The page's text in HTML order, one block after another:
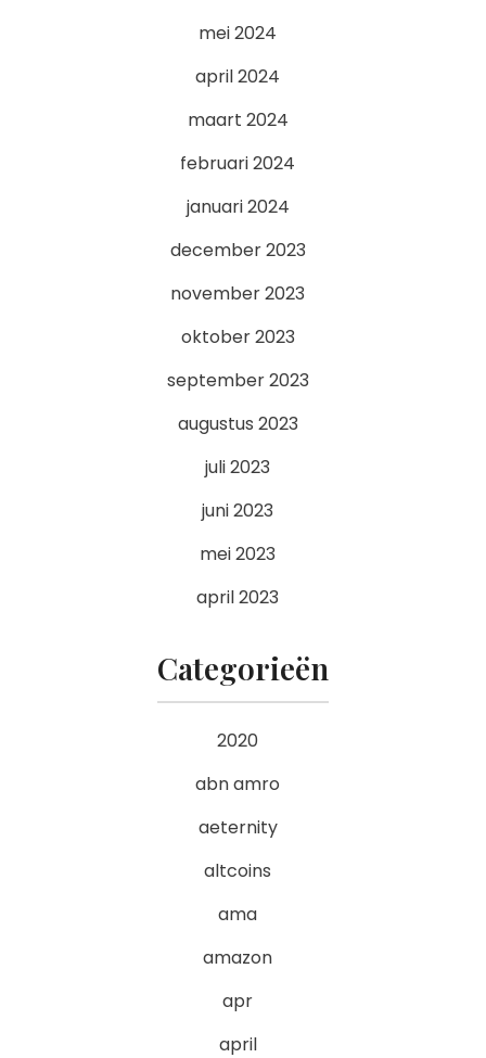
mei 2024
april 2024
maart 2024
februari 2024
januari 2024
december 2023
november 2023
oktober 2023
september 2023
augustus 2023
juli 2023
juni 2023
mei 2023
april 2023
Categorieën
2020
abn amro
aeternity
altcoins
ama
amazon
apr
april